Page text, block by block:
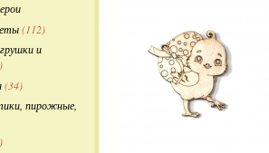
(112)
и
(34)
пирожные,